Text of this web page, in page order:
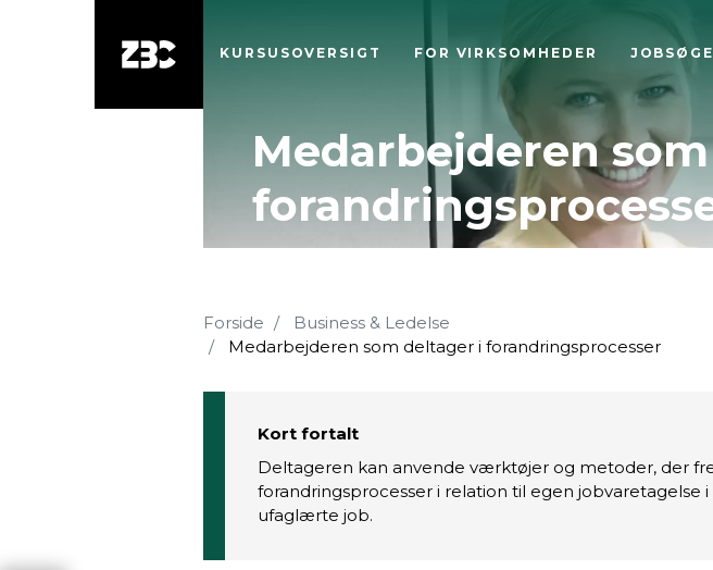
KURSUSOVERSIGT FOR VIRKSOMHEDER
Medarbejderen
Forside
Business & Ledelse
Medarbejderen som deltager i forandringsprocesser
Kort fortalt
Deltageren kan anvende værktøjer og metoder, der
forandringsprocesser i relation til egen jobvaretagelse
ufaglærte job.